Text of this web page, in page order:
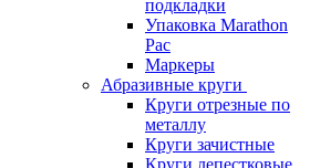
подкладки
Упаковка Marathon
Pac
Маркеры
Абразивные круги
Круги отрезные по
металлу
Круги зачистные
Круги лепестковые